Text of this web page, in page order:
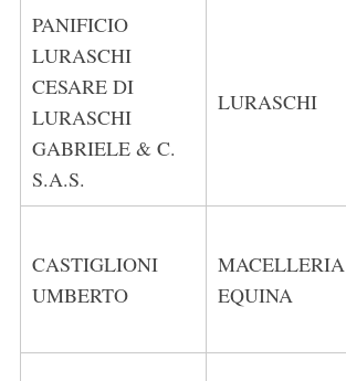
PANIFICIO
LURASCHI
CESARE DI
LURASCHI
GABRIELE & C.
S.A.S.
LURASCHI
CASTIGLIONI
UMBERTO
MACELLERIA
EQUINA